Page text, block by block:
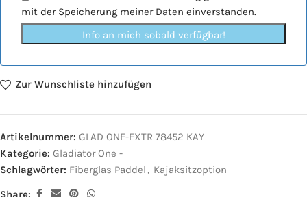
mit der Speicherung meiner Daten einverstanden.
Info an mich sobald verfügbar!
Zur Wunschliste hinzufügen
Artikelnummer: GLAD ONE-EXTR 78452 KAY
Kategorie: Gladiator One -
Schlagwörter: Fiberglas Paddel , Kajaksitzoption
Share: